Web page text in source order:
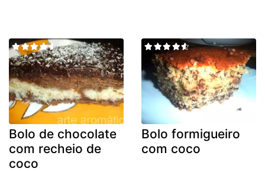
Bolo de chocolate
com recheio de
coco
Bolo formigueiro
com coco